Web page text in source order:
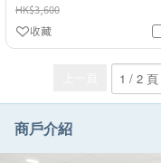
HK$3,600
收藏
商戶介紹